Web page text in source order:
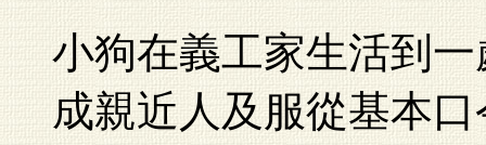
小狗在義工家生活到
成親近人及服從基本